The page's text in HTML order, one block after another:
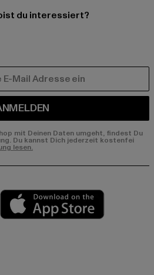
du interessiert?
mit Deinen Daten umgeht, findest Du
Du kannst Dich jederzeit kostenfei
lesen.
Play market